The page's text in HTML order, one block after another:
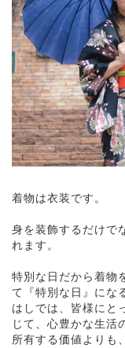
着物は衣装です。
身を装飾するだけで
れます。
特別な日だから着物
て『特別な日』にな
はしでは、皆様にと
じて、心豊かな生活
所有する価値よりも